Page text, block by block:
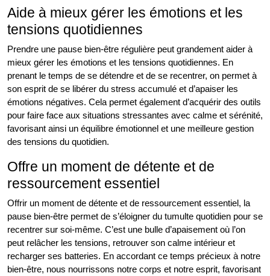
Aide à mieux gérer les émotions et les
tensions quotidiennes
Prendre une pause bien-être régulière peut grandement aider à
mieux gérer les émotions et les tensions quotidiennes. En
prenant le temps de se détendre et de se recentrer, on permet à
son esprit de se libérer du stress accumulé et d’apaiser les
émotions négatives. Cela permet également d’acquérir des outils
pour faire face aux situations stressantes avec calme et sérénité,
favorisant ainsi un équilibre émotionnel et une meilleure gestion
des tensions du quotidien.
Offre un moment de détente et de
ressourcement essentiel
Offrir un moment de détente et de ressourcement essentiel, la
pause bien-être permet de s’éloigner du tumulte quotidien pour se
recentrer sur soi-même. C’est une bulle d’apaisement où l’on
peut relâcher les tensions, retrouver son calme intérieur et
recharger ses batteries. En accordant ce temps précieux à notre
bien-être, nous nourrissons notre corps et notre esprit, favorisant